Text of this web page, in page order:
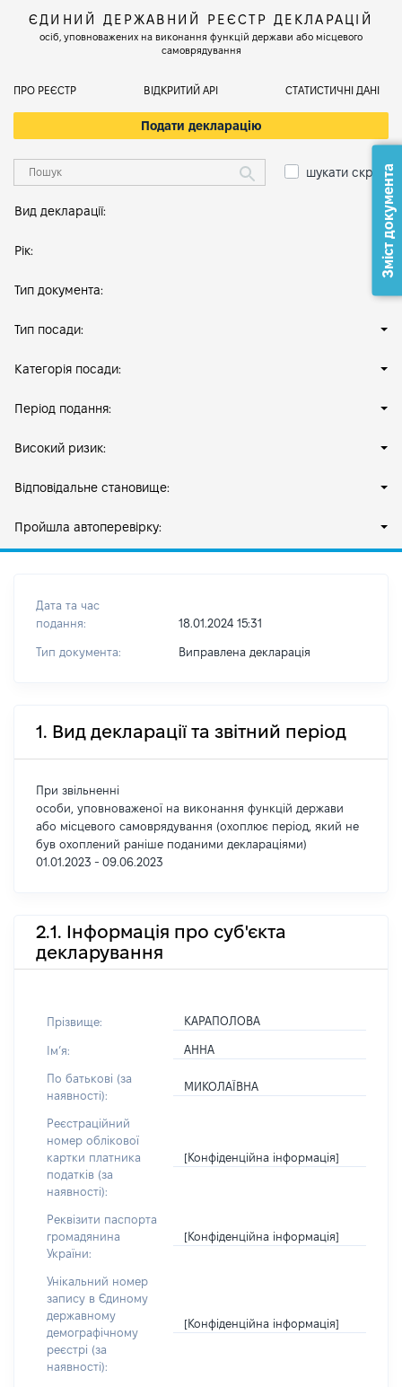
ЄДИНИЙ ДЕРЖАВНИЙ РЕЄСТР ДЕКЛАРАЦІЙ
осіб, уповноважених на виконання функцій держави або місцевого
самоврядування
ПРО РЕЄСТР ВІДКРИТИЙ АРІ СТАТИСТИЧНІ ДАНІ
Подати декларацію
шукати скрізь
Вид декларації:
Рік:
Тип документа:
Тип посади:
Категорія посади:
Період подання:
Високий ризик:
Відповідальне становище:
Пройшла автоперевірку:
Дата та час
подання:
18.01.2024 15:31
Тип документа: Виправлена декларація
1. Вид декларації та звітний період
При звільненні
особи, уповноваженої на виконання функцій держави
або місцевого самоврядування (охоплює період, який не
був охоплений раніше поданими деклараціями)
01.01.2023 - 09.06.2023
2.1. Інформація про суб'єкта
декларування
Прізвище: КАРАПОЛОВА
Імʼя: АННА
По батькові (за
наявності):
МИКОЛАЇВНА
Реєстраційний
номер облікової
картки платника
податків (за
наявності):
[Конфіденційна інформація]
Реквізити паспорта
громадянина
України:
[Конфіденційна інформація]
Унікальний номер
запису в Єдиному
державному
демографічному
реєстрі (за
наявності):
[Конфіденційна інформація]
Зміст документа